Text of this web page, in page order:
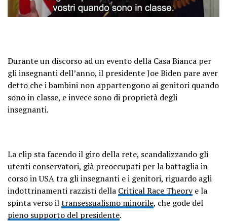
Durante un discorso ad un evento della Casa Bianca per
gli insegnanti dell’anno, il presidente Joe Biden pare aver
detto che i bambini non appartengono ai genitori quando
sono in classe, e invece sono di proprietà degli
insegnanti.
La clip sta facendo il giro della rete, scandalizzando gli
utenti conservatori, già preoccupati per la battaglia in
corso in USA tra gli insegnanti e i genitori, riguardo agli
indottrinamenti razzisti della Critical Race Theorye la
spinta verso iltransessualismo minorile, che gode del
pieno supporto del presidente.